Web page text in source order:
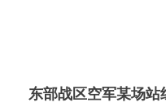
东部战区空军某场